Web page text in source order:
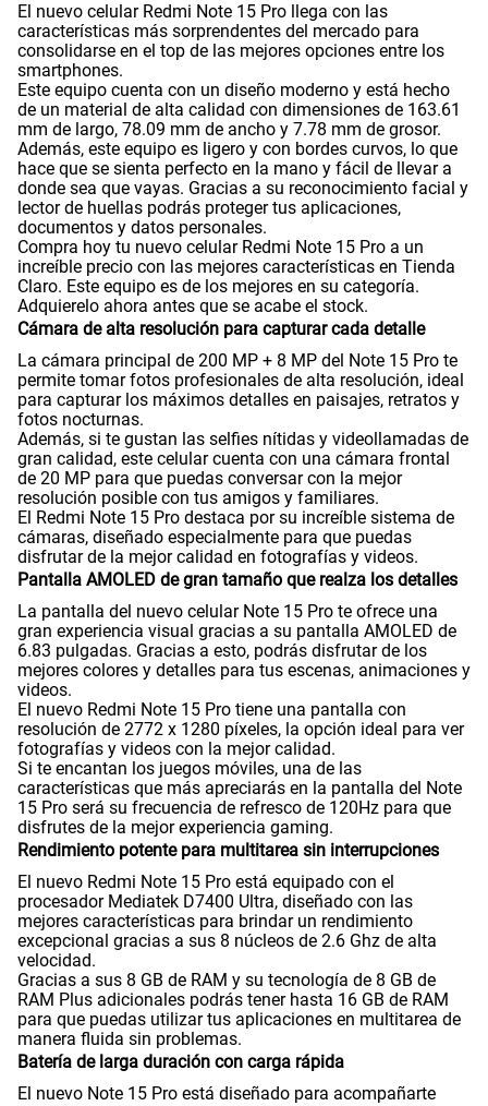
Sistema operativo Android 15
Procesador MTK D7400 Ultra
Tamaño de Pantalla 6.83"
WiFI Si
Peso 210 gr
Bluetooth Si
Cámara de fotos Principal 200Mpx+8 Mpx
Cámara de fotos Frontal 20Mpx
Radio FM
Capacidad Memoria Externa NO
Capacidad Memoria Interna 512 GB
Capacidad Memoria RAM 8+8
GPS Si
El nuevo celular Redmi Note 15 Pro llega con las
características más sorprendentes del mercado para
consolidarse en el top de las mejores opciones entre los
smartphones.
Este equipo cuenta con un diseño moderno y está hecho
de un material de alta calidad con dimensiones de 163.61
mm de largo, 78.09 mm de ancho y 7.78 mm de grosor.
Además, este equipo es ligero y con bordes curvos, lo que
hace que se sienta perfecto en la mano y fácil de llevar a
donde sea que vayas. Gracias a su reconocimiento facial y
lector de huellas podrás proteger tus aplicaciones,
documentos y datos personales.
Compra hoy tu nuevo celular Redmi Note 15 Pro a un
increíble precio con las mejores características en Tienda
Claro. Este equipo es de los mejores en su categoría.
Adquierelo ahora antes que se acabe el stock.
Cámara de alta resolución para capturar cada detalle
La cámara principal de 200 MP + 8 MP del Note 15 Pro te
permite tomar fotos profesionales de alta resolución, ideal
para capturar los máximos detalles en paisajes, retratos y
fotos nocturnas.
Además, si te gustan las selfies nítidas y videollamadas de
gran calidad, este celular cuenta con una cámara frontal
de 20 MP para que puedas conversar con la mejor
resolución posible con tus amigos y familiares.
El Redmi Note 15 Pro destaca por su increíble sistema de
cámaras, diseñado especialmente para que puedas
disfrutar de la mejor calidad en fotografías y videos.
Pantalla AMOLED de gran tamaño que realza los detalles
La pantalla del nuevo celular Note 15 Pro te ofrece una
gran experiencia visual gracias a su pantalla AMOLED de
6.83 pulgadas. Gracias a esto, podrás disfrutar de los
mejores colores y detalles para tus escenas, animaciones y
videos.
El nuevo Redmi Note 15 Pro tiene una pantalla con
resolución de 2772 x 1280 píxeles, la opción ideal para ver
fotografías y videos con la mejor calidad.
Si te encantan los juegos móviles, una de las
características que más apreciarás en la pantalla del Note
15 Pro será su frecuencia de refresco de 120Hz para que
disfrutes de la mejor experiencia gaming.
Rendimiento potente para multitarea sin interrupciones
El nuevo Redmi Note 15 Pro está equipado con el
procesador Mediatek D7400 Ultra, diseñado con las
mejores características para brindar un rendimiento
excepcional gracias a sus 8 núcleos de 2.6 Ghz de alta
velocidad.
Gracias a sus 8 GB de RAM y su tecnología de 8 GB de
RAM Plus adicionales podrás tener hasta 16 GB de RAM
para que puedas utilizar tus aplicaciones en multitarea de
manera fluida sin problemas.
Batería de larga duración con carga rápida
El nuevo Note 15 Pro está diseñado para acompañarte